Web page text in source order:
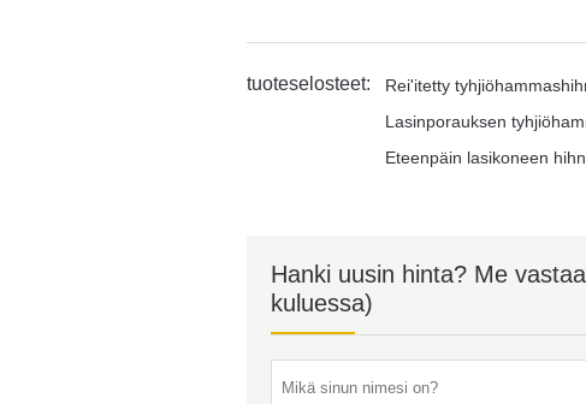
tuoteselosteet: Rei'itetty
Lasinporauksen
Eteenpäin lasikoneen
Hanki uusin hinta? Me
kuluessa)